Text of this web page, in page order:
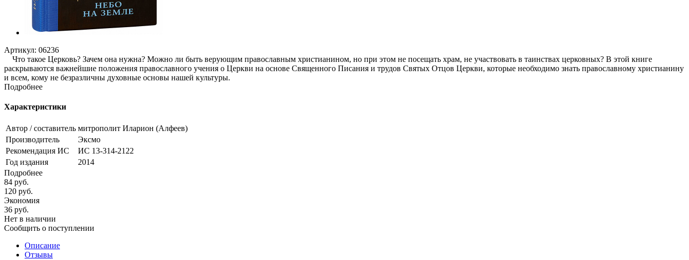
Артикул: 06236
Что такое Церковь? Зачем она нужна? Можно ли быть верующим православным христианином, но при этом не посещать храм, не участвовать в таинствах церковных? В этой книге
раскрываются важнейшие положения православного учения о Церкви на основе Священного Писания и трудов Святых Отцов Церкви, которые необходимо знать православному христианину
и всем, кому не безразличны духовные основы нашей культуры.
Подробнее
Характеристики
Автор / составитель митрополит Иларион (Алфеев)
Производитель
Эксмо
Рекомендация ИС
ИС 13-314-2122
Год издания
2014
Подробнее
84 руб.
120 руб.
Экономия
36 руб.
Нет в наличии
Сообщить о поступлении
Описание
Отзывы